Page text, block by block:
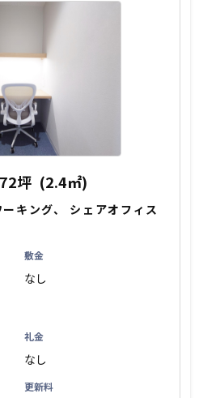
坪 (2.4㎡)
ーキング、
シェアオフィス
敷金
なし
礼金
なし
更新料